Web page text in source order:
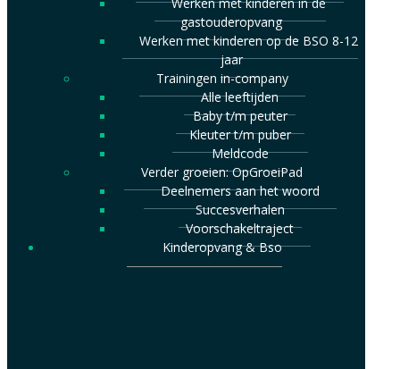
gastouderopvang
Werken met kinderen op de BSO 8-12
jaar
Trainingen in-company
Alle leeftijden
Baby t/m peuter
Kleuter t/m puber
Meldcode
Verder groeien: OpGroeiPad
Deelnemers aan het woord
Succesverhalen
Voorschakeltraject
Kinderopvang & Bso